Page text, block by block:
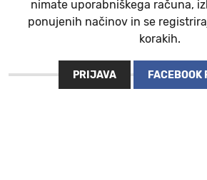
nimate uporabniškega računa,
ponujenih načinov in se
korakih.
PRIJAVA FACEBOOK